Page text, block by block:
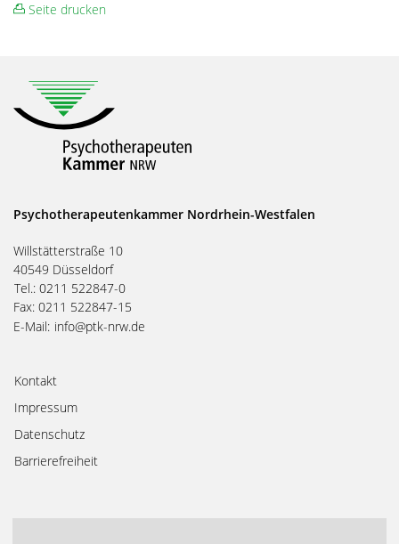
Seite drucken
Psychotherapeutenkammer Nordrhein-Westfalen
Willstätterstraße 10
40549 Düsseldorf
Tel.: 0211 522847-0
Fax: 0211 522847-15
E-Mail: info@ptk-nrw.de
Kontakt
Impressum
Datenschutz
Barrierefreiheit